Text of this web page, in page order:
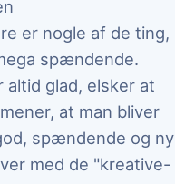
er nogle af de ting,
spændende.
glad, elsker at
at man bliver
spændende og ny
med de "kreative-